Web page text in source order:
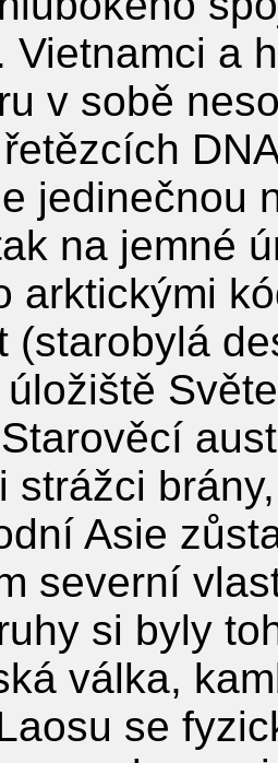
Vietnamci a
v sobě
jedinečnou
na jemné
arktickými
(starobylá
strážci
Asie
severní
si byly
válka,
se